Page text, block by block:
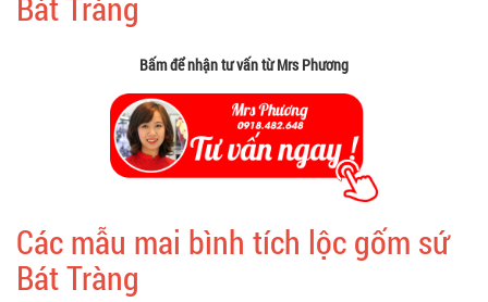
Bấm để nhận tư vấn từ Mrs Phương
Các mẫu mai bình tích lộc gốm sứ
Bát Tràng